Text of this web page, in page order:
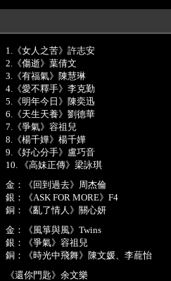
1.《女人之苦》許志安
2.《傷逝》葉倩文
3.《有福氣》陳慧琳
4.《愛不釋手》李克勤
5.《明年今日》陳奕迅
6.《天生天養》劉德華
7.《爭氣》容祖兒
8.《楊千嬅》楊千嬅
9.《好心分手》盧巧音
10. 《高妹正傳》梁詠琪
金：《回到過去》周杰倫
銀：《ASK FOR MORE》F4
銅：《亂了情人》關心妍
金：《風箏與風》Twins
銀：《爭氣》容祖兒
銅：《時光中飛舞》陳文媛、李蘢怡
《還你門匙》余文樂